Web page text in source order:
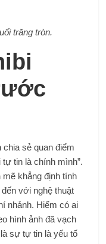
trăng tròn.
chia sẻ quan điểm
tin là chính mình”.
khẳng định tính
với nghệ thuật
nhảnh. Hiếm có ai
hình ảnh đã vạch
sự tự tin là yếu tố